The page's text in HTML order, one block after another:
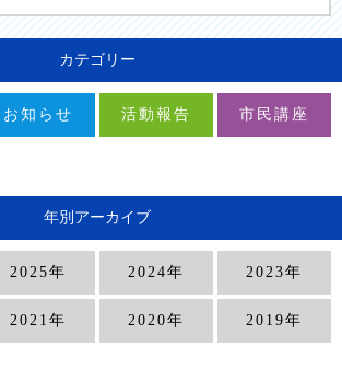
カテゴリー
お知らせ 活動報告 市民講座
年別アーカイブ
2025年 2024年 2023年
2021年 2020年 2019年